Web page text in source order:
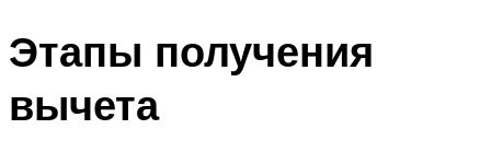
Этапы получения
вычета